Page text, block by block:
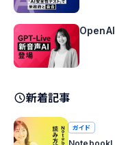
新着記事
ガイド